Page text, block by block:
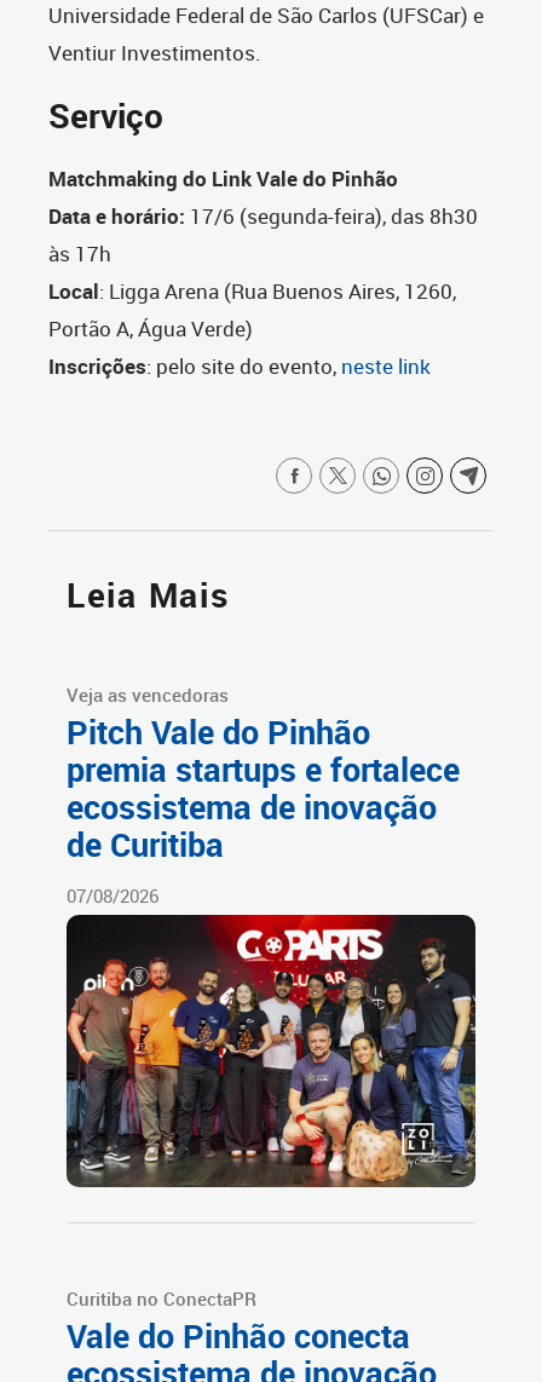
Universidade Federal de São Carlos (UFSCar) e
Ventiur Investimentos.
Serviço
Matchmaking do Link Vale do Pinhão
Data e horário: 17/6 (segunda-feira), das 8h30
às 17h
Local: Ligga Arena (Rua Buenos Aires, 1260,
Portão A, Água Verde)
Inscrições: pelo site do evento, neste link
Leia Mais
Veja as vencedoras
Pitch Vale do Pinhão
premia startups e fortalece
ecossistema de inovação
de Curitiba
07/08/2026
Curitiba no ConectaPR
Vale do Pinhão conecta
ecossistema de inovação